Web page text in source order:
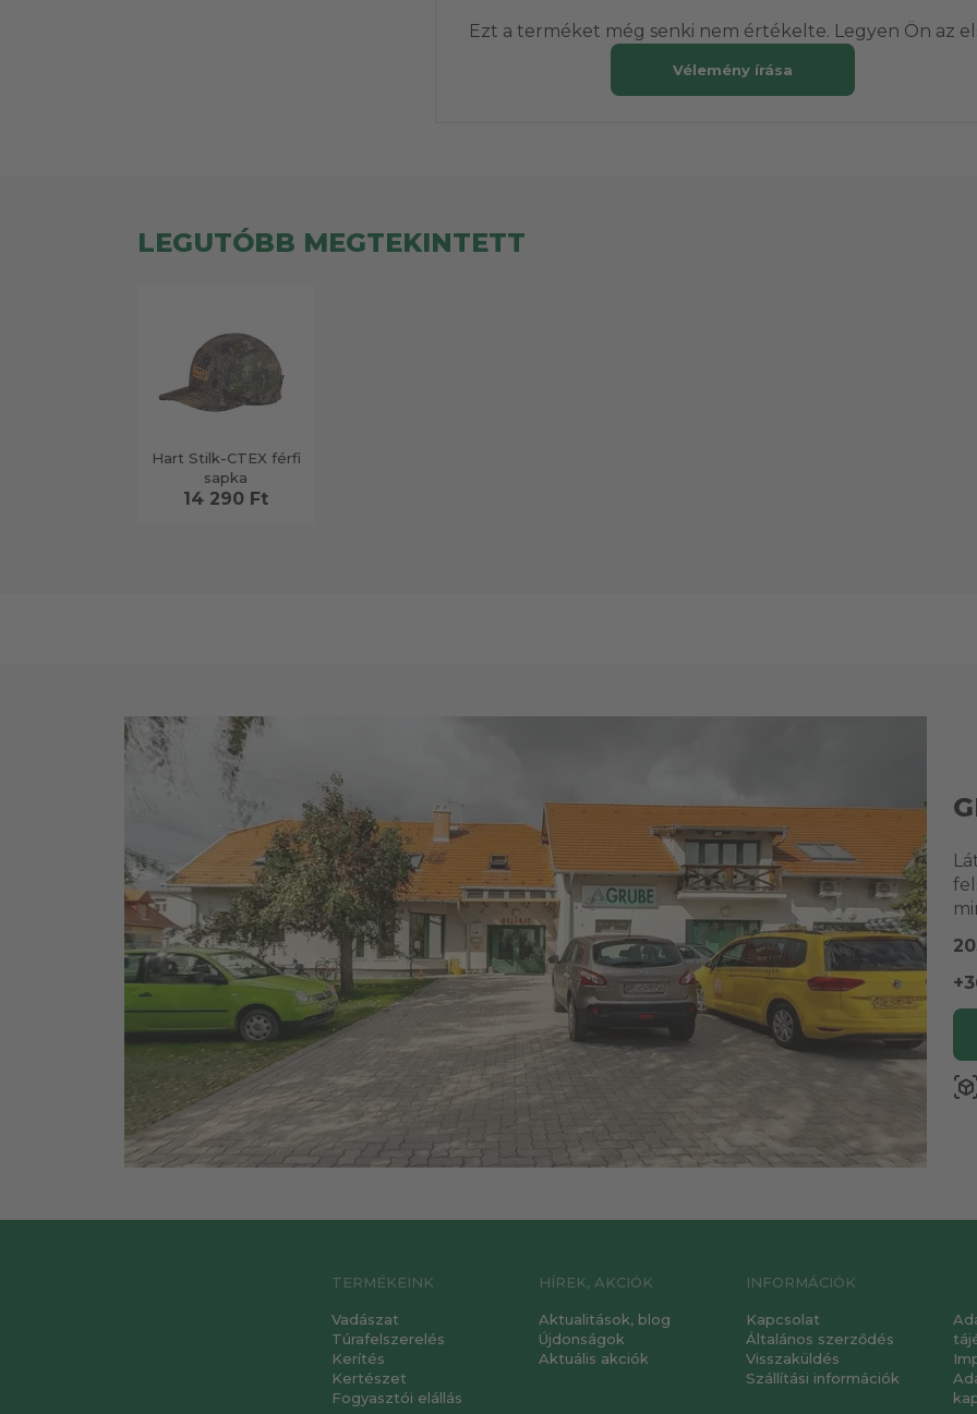
Ezt a terméket még senki nem értékelte. Legyen Ön az
Vélemény írása
LEGUTÓBB MEGTEKINTETT
Hart Stilk-CTEX férfi
sapka
14 290 Ft
TERMÉKEINK
Vadászat
Túrafelszerelés
Kerítés
Kertészet
Fogyasztói elállás
HÍREK, AKCIÓK
Aktualitások, blog
Újdonságok
Aktuális akciók
INFORMÁCIÓK
Kapcsolat
Általános szerződés
Visszaküldés
Szállítási információk